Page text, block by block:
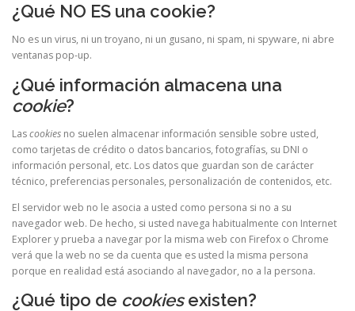
¿Qué NO ES una cookie?
No es un virus, ni un troyano, ni un gusano, ni spam, ni spyware, ni abre
ventanas pop-up.
¿Qué información almacena una
cookie?
Lascookies no suelen almacenar información sensible sobre usted,
como tarjetas de crédito o datos bancarios, fotografías, su DNI o
información personal, etc. Los datos que guardan son de carácter
técnico, preferencias personales, personalización de contenidos, etc.
El servidor web no le asocia a usted como persona si no a su
navegador web. De hecho, si usted navega habitualmente con Internet
Explorer y prueba a navegar por la misma web con Firefox o Chrome
verá que la web no se da cuenta que es usted la misma persona
porque en realidad está asociando al navegador, no a la persona.
¿Qué tipo de cookiesexisten?